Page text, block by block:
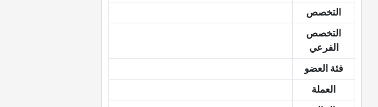
التخصص
التخصص
الفرعي
فئة العضو
العملة